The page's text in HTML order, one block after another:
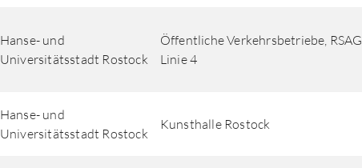
Hanse- und
Universitätsstadt Rostock
Öffentliche Verkehrsbetriebe, RSAG
Linie 4
Hanse- und
Universitätsstadt Rostock
Kunsthalle Rostock